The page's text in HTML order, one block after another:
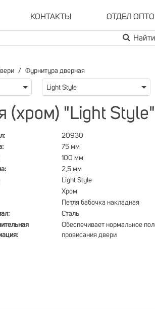
КОНТАКТЫ ОТДЕЛ
Фурнитура дверная
Light Style
(хром) "Light Style"
20930
75 мм
100 мм
2,5 мм
Light Style
Хром
Петля бабочка накладная
Сталь
Обеспечивает нормальное
провисания двери